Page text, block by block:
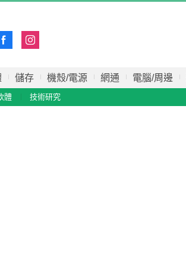
儲存 機殼/電源 網通 電腦/周邊
體 技術研究